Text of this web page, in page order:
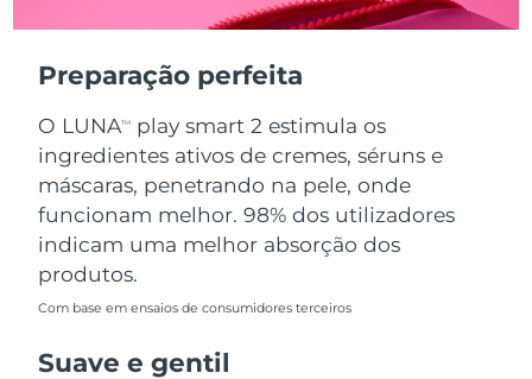
Preparação perfeita
O LUNATM
play smart 2 estimula os
ingredientes ativos de cremes, séruns e
máscaras, penetrando na pele, onde
funcionam melhor. 98% dos utilizadores
indicam uma melhor absorção dos
produtos.
Com base em ensaios de consumidores terceiros
Suave e gentil
Suíça Entrega prevista08/08/2026
Taiwan Entrega prevista
Tailândia
Turquia Entrega prevista09/08/2026
Emirados Árabes
Unidos